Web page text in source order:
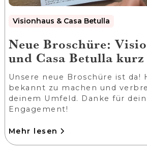
Visionhaus & Casa Betulla
Neue Broschüre:
und Casa Betulla
Unsere neue Broschüre ist da!
bekannt zu machen und
deinem Umfeld. Danke für dein
Engagement!
Mehr lesen